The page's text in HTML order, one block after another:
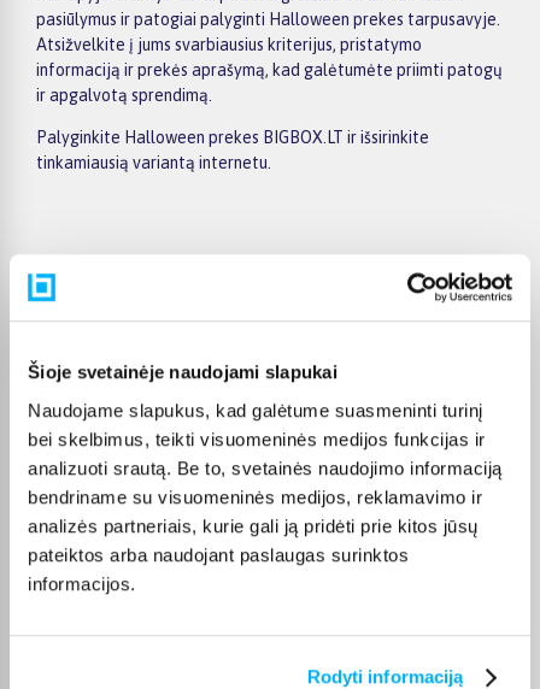
Šioje svetainėje naudojami slapukai
Naudojame slapukus, kad galėtume suasmeninti turinį
bei skelbimus, teikti visuomeninės medijos funkcijas ir
analizuoti srautą. Be to, svetainės naudojimo informaciją
bendriname su visuomeninės medijos, reklamavimo ir
analizės partneriais, kurie gali ją pridėti prie kitos jūsų
pateiktos arba naudojant paslaugas surinktos
informacijos.
Rodyti informaciją
pasiūlymus ir patogiai palyginti Halloween prekes tarpusavyje.
Atsižvelkite į jums svarbiausius kriterijus, pristatymo
informaciją ir prekės aprašymą, kad galėtumėte priimti patogų
ir apgalvotą sprendimą.
Palyginkite Halloween prekes BIGBOX.LT ir išsirinkite
tinkamiausią variantą internetu.
Pirkėjų atsiliepimai apie prekes
Violeta Z.
Mano patys mėgstamiausi kvepalai. Perku juos daug metų. Ačiū
Danutė G.
Patvirtintas pirkėjas
Puiki dovana darbui ir pramogai 🙂 Ačiū
Dmitrijus A.